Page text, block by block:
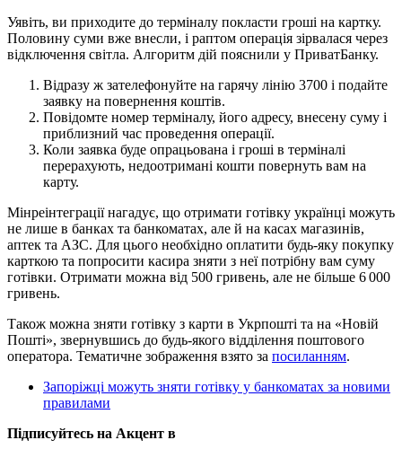
Уявіть, ви приходите до терміналу покласти гроші на картку.
Половину суми вже внесли, і раптом операція зірвалася через
відключення світла. Алгоритм дій пояснили у ПриватБанку.
Відразу ж зателефонуйте на гарячу лінію 3700 і подайте
заявку на повернення коштів.
Повідомте номер терміналу, його адресу, внесену суму і
приблизний час проведення операції.
Коли заявка буде опрацьована і гроші в терміналі
перерахують, недоотримані кошти повернуть вам на
карту.
Мінреінтеграції нагадує, що отримати готівку українці можуть
не лише в банках та банкоматах, але й на касах магазинів,
аптек та АЗС. Для цього необхідно оплатити будь-яку покупку
карткою та попросити касира зняти з неї потрібну вам суму
готівки. Отримати можна від 500 гривень, але не більше 6 000
гривень.
Також можна зняти готівку з карти в Укрпошті та на «Новій
Пошті», звернувшись до будь-якого відділення поштового
оператора. Тематичне зображення взято за посиланням.
Запоріжці можуть зняти готівку у банкоматах за новими
правилами
Підписуйтесь на Акцент в